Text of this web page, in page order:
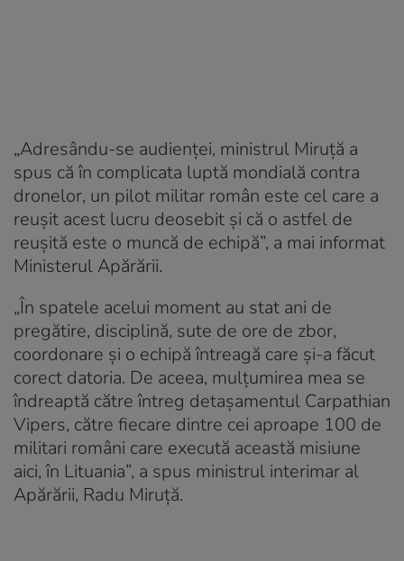
„Adresându-se audienței, ministrul Miruță a
spus că în complicata luptă mondială contra
dronelor, un pilot militar român este cel care a
reușit acest lucru deosebit și că o astfel de
reușită este o muncă de echipă”, a mai informat
Ministerul Apărării.
„În spatele acelui moment au stat ani de
pregătire, disciplină, sute de ore de zbor,
coordonare și o echipă întreagă care și-a făcut
corect datoria. De aceea, mulțumirea mea se
îndreaptă către întreg detașamentul Carpathian
Vipers, către fiecare dintre cei aproape 100 de
militari români care execută această misiune
aici, în Lituania”, a spus ministrul interimar al
Apărării, Radu Miruță.